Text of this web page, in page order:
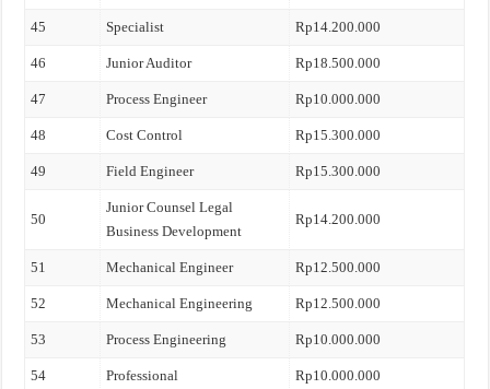
45 Specialist Rp14.200.000
46 Junior Auditor Rp18.500.000
47 Process Engineer Rp10.000.000
48 Cost Control Rp15.300.000
49 Field Engineer Rp15.300.000
50
Junior Counsel Legal
Business Development
Rp14.200.000
51 Mechanical Engineer Rp12.500.000
52 Mechanical Engineering Rp12.500.000
53 Process Engineering Rp10.000.000
54 Professional Rp10.000.000